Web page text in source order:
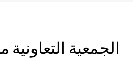
الجمعية